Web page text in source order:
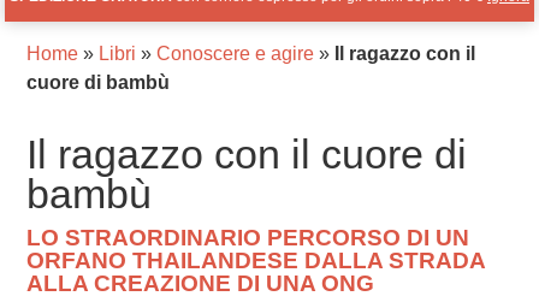
Home» Libri » Conoscere e agire»
Il ragazzo con il
cuore di bambù
Il ragazzo con il cuore di
bambù
LO STRAORDINARIO PERCORSO DI UN
ORFANO THAILANDESE DALLA STRADA
ALLA CREAZIONE DI UNA ONG